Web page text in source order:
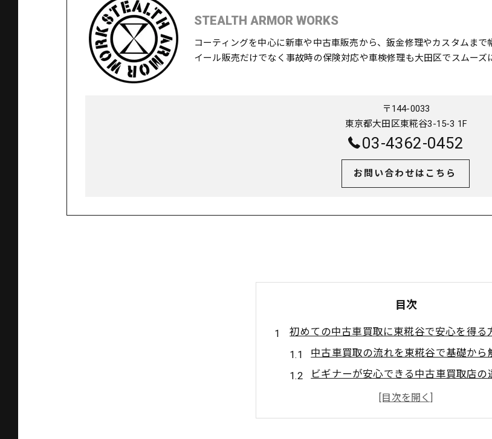
STEALTH ARMOR WORKS
コーティングを中心に新車や中古車販売から、鈑金修理やカスタムま
イール販売だけでなく事故時の保険対応や車検修理も大田区でスムーズ
〒144-0033
東京都大田区東糀谷3-15-3 1F
03-4362-0452
お問い合わせはこちら
目次
初めての中古車買取に東糀谷で安心を得る
中古車買取の流れを東糀谷で基礎から
ビギナーが安心できる中古車買取店の
中古車買取を東糀谷で安全に進める準
査定前に確認したい中古車買取の重要